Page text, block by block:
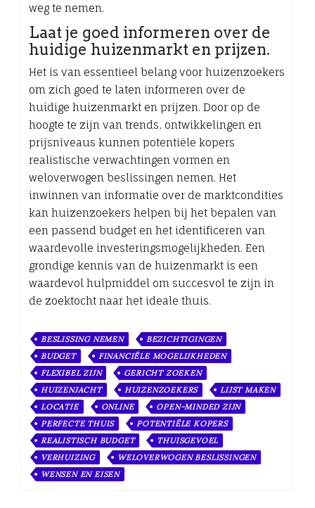
weg te nemen.
Laat je goed informeren over de
huidige huizenmarkt en prijzen.
Het is van essentieel belang voor huizenzoekers
om zich goed te laten informeren over de
huidige huizenmarkt en prijzen. Door op de
hoogte te zijn van trends, ontwikkelingen en
prijsniveaus kunnen potentiële kopers
realistische verwachtingen vormen en
weloverwogen beslissingen nemen. Het
inwinnen van informatie over de marktcondities
kan huizenzoekers helpen bij het bepalen van
een passend budget en het identificeren van
waardevolle investeringsmogelijkheden. Een
grondige kennis van de huizenmarkt is een
waardevol hulpmiddel om succesvol te zijn in
de zoektocht naar het ideale thuis.
BESLISSING NEMEN
BEZICHTIGINGEN
BUDGET
FINANCIËLE MOGELIJKHEDEN
FLEXIBEL ZIJN
GERICHT ZOEKEN
HUIZENJACHT
HUIZENZOEKERS
LIJST MAKEN
LOCATIE
ONLINE
OPEN-MINDED ZIJN
PERFECTE THUIS
POTENTIËLE KOPERS
REALISTISCH BUDGET
THUISGEVOEL
VERHUIZING
WELOVERWOGEN BESLISSINGEN
WENSEN EN EISEN